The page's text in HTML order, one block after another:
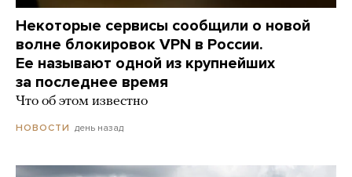
Некоторые сервисы сообщили о новой
волне блокировок VPN в России.
Ее называют одной из крупнейших
за последнее время
Что об этом известно
НОВОСТИ день назад